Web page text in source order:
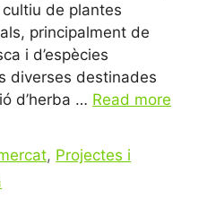
de plantes
principalment de
i d’espècies
diverses destinades
d’herba … Read more
, Projectes i